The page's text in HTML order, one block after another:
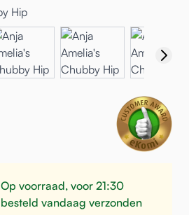
Op voorraad, voor 21:30
besteld vandaag verzonden